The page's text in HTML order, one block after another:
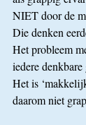
NIET door de
Die denken
Het probleem
iedere
Het is
daarom niet